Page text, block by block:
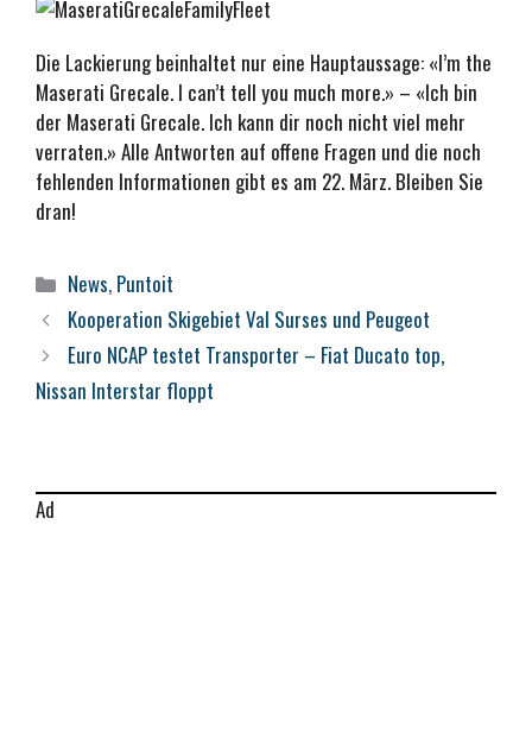
Die Lackierung beinhaltet nur eine Hauptaussage: «I’m the
Maserati Grecale. I can’t tell you much more.» – «Ich bin
der Maserati Grecale. Ich kann dir noch nicht viel mehr
verraten.» Alle Antworten auf offene Fragen und die noch
fehlenden Informationen gibt es am 22. März. Bleiben Sie
dran!
Kategorien
News, Puntoit
Kooperation Skigebiet Val Surses und Peugeot
Euro NCAP testet Transporter – Fiat Ducato top,
Nissan Interstar floppt
Ad